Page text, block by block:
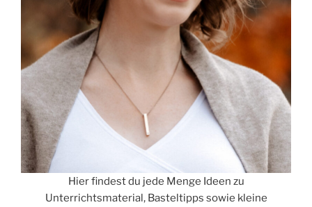
Hier findest du jede Menge Ideen zu
Unterrichtsmaterial, Basteltipps sowie kleine